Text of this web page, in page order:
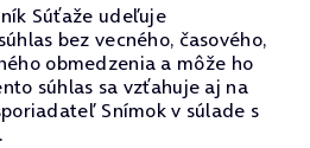
Súťaže udeľuje
bez vecného, časového,
obmedzenia a môže ho
súhlas sa vzťahuje aj na
Snímok v súlade s